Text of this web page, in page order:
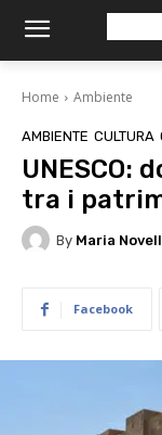
Home Ambiente
AMBIENTE CULTURA
UNESCO:
tra i
By Maria
Facebook